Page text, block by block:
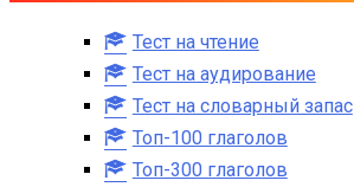
Тест на чтение
Тест на аудирование
Тест на словарный запас
Топ-100 глаголов
Топ-300 глаголов